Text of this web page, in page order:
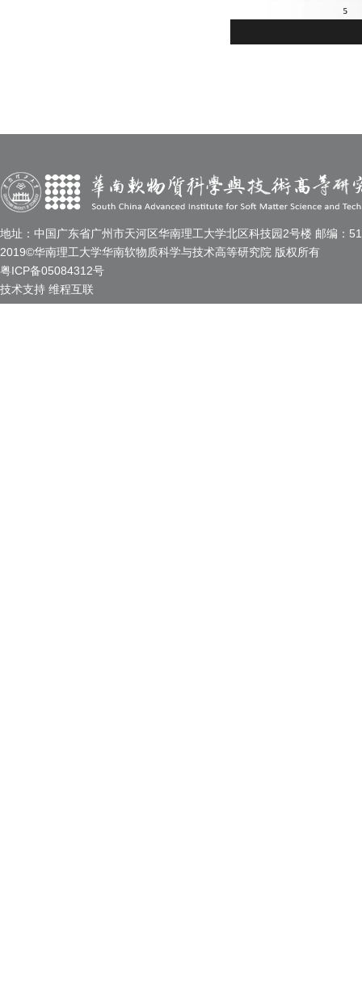
地址：中国广东省广州市天河区华南理工大学北区科技园2号楼 邮编：
2019©华南理工大学华南软物质科学与技术高等研究院 版权所有
粤ICP备05084312号
技术支持 维程互联